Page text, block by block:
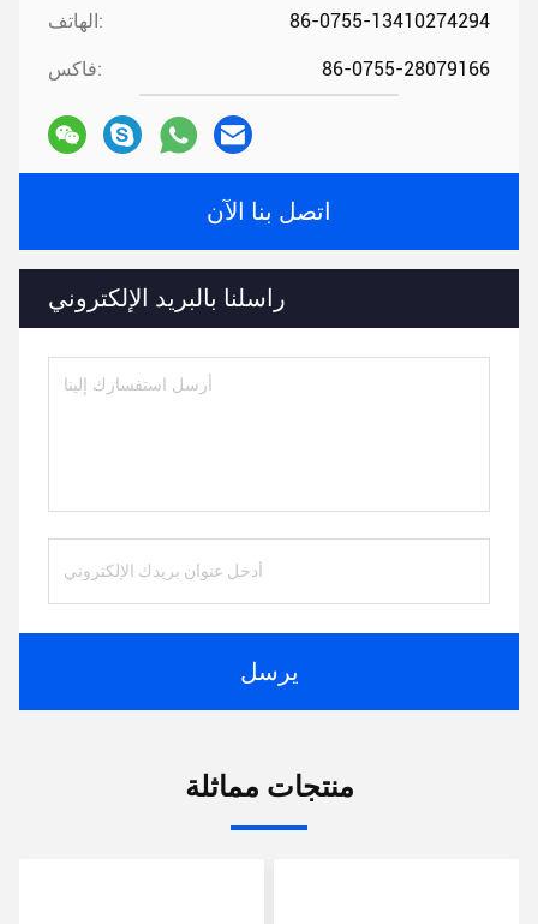
الهاتف: 86-0755-13410274294
فاكس: 86-0755-28079166
اتصل بنا الآن
راسلنا بالبريد الإلكتروني
يرسل
منتجات مماثلة